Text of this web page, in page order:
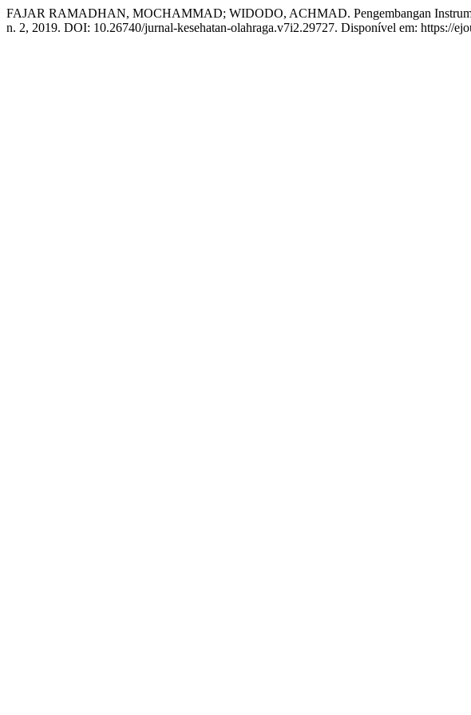
FAJAR RAMADHAN, MOCHAMMAD; WIDODO, ACHMAD. Pengembangan
n. 2, 2019. DOI: 10.26740/jurnal-kesehatan-olahraga.v7i2.29727. Disponível em: https://